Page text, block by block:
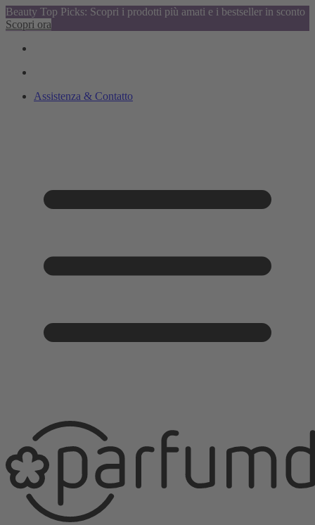
Beauty Top Picks: Scopri i prodotti più amati e i bestseller in sconto
Scopri ora
Assistenza & Contatto